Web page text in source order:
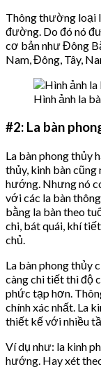
Thông thường loại
đường. Do đó nó
cơ bản như Đông
Nam, Đông, Tây,
Hình ảnh la
#2: La bàn
La bàn phong thủy
thủy, kinh bàn
hướng. Nhưng nó
với các la bàn
bằng la bàn theo
chi, bát quái, khí
chủ.
La bàn phong thủy
càng chi tiết thì độ
phức tạp hơn.
chính xác nhất. La
thiết kế với nhiều
Ví dụ như: la kinh
hướng. Hay xét